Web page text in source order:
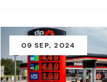
09 SEP, 2024